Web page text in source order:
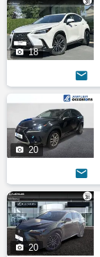
 18

 20

 20